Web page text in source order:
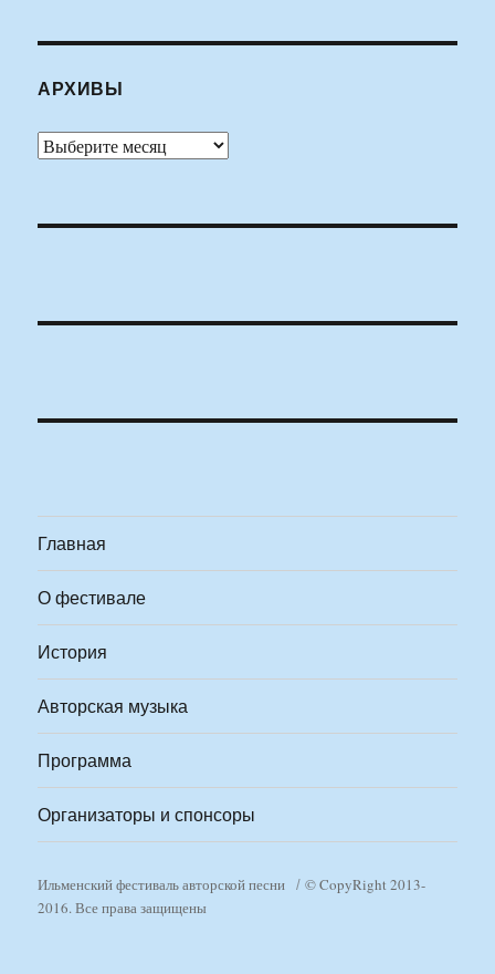
АРХИВЫ
Архивы
Главная
О фестивале
История
Авторская музыка
Программа
Организаторы и спонсоры
Ильменский фестиваль авторской песни
© CopyRight 2013-
2016. Все права защищены